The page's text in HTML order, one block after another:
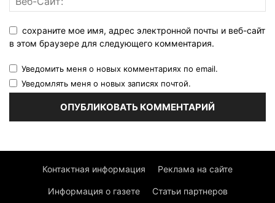
сохраните мое имя, адрес электронной почты и веб-сайт
в этом браузере для следующего комментария.
Уведомить меня о новых комментариях по email.
Уведомлять меня о новых записях почтой.
Контактная информация Реклама на сайте
Информация о газете Статьи партнеров